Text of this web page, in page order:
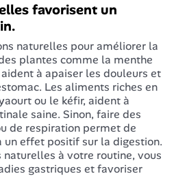
favorisent un
naturelles pour améliorer la
plantes comme la menthe
à apaiser les douleurs et
Les aliments riches en
ou le kéfir, aident à
saine. Sinon, faire des
de respiration permet de
un effet positif sur la digestion.
naturelles à votre routine, vous
gastriques et favoriser